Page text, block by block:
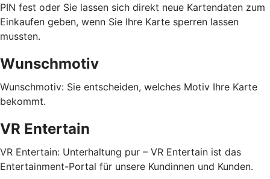
PIN fest oder Sie lassen sich direkt neue Kartendaten zum
Einkaufen geben, wenn Sie Ihre Karte sperren lassen
mussten.
Wunschmotiv
Wunschmotiv: Sie entscheiden, welches Motiv Ihre Karte
bekommt.
VR Entertain
VR Entertain: Unterhaltung pur – VR Entertain ist das
Entertainment-Portal für unsere Kundinnen und Kunden.